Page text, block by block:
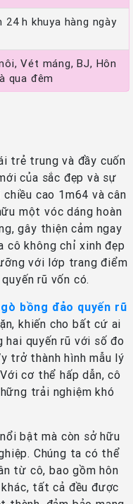
24 h khuya hàng ngày
Vét máng, BJ, Hôn
qua đêm
trẻ trung và đầy cuốn
của sắc đẹp và sự
chiều cao 1m64 và cân
một vóc dáng hoàn
gây thiện cảm ngay
cô không chỉ xinh đẹp
với lớp trang điểm
rũ vốn có.
bồng đảo quyến rũ
khiến cho bất cứ ai
hai quyến rũ với số đo
trở thành hình mẫu lý
cơ thể hấp dẫn, cô
trải nghiệm khó
bật mà còn sở hữu
Chúng ta có thể
từ cô, bao gồm hôn
tất cả đều được